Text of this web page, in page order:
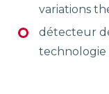
variations
détecteur
technologie